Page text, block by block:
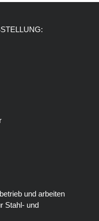
und arbeiten
Stahl- und